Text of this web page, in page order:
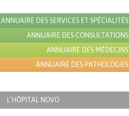
ANNUAIRE DES SERVICES ET SPÉCIALITÉS
ANNUAIRE DES CONSULTATIONS
ANNUAIRE DES MÉDECINS
ANNUAIRE DES PATHOLOGIES
L’HÔPITAL NOVO